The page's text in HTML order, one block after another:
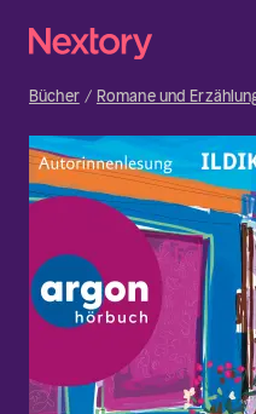
Bücher Romane und